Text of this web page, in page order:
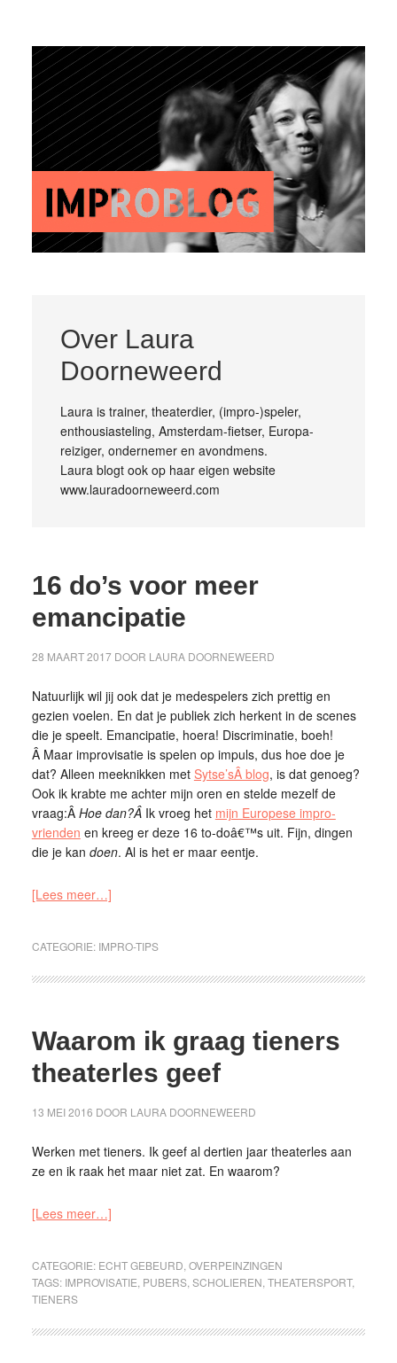
Over Laura
Doorneweerd
Laura is trainer, theaterdier, (impro-)speler,
enthousiasteling, Amsterdam-fietser, Europa-
reiziger, ondernemer en avondmens.
Laura blogt ook op haar eigen website
www.lauradoorneweerd.com
16 do’s voor meer
emancipatie
28 MAART 2017DOOR LAURA DOORNEWEERD
Natuurlijk wil jij ook dat je medespelers zich prettig en
gezien voelen. En dat je publiek zich herkent in de scenes
die je speelt. Emancipatie, hoera! Discriminatie, boeh!
Â Maar improvisatie is spelen op impuls, dus hoe doe je
dat? Alleen meeknikken met Sytse’sÂ blog, is dat genoeg?
Ook ik krabte me achter mijn oren en stelde mezelf de
vraag:Â Hoe dan?Â Ik vroeg het mijn Europese impro-
vrienden en kreeg er deze 16 to-doâ€™s uit. Fijn, dingen
die je kan doen. Al is het er maar eentje.
[Lees meer…]
CATEGORIE: IMPRO-TIPS
Waarom ik graag tieners
theaterles geef
13 MEI 2016 DOOR LAURA DOORNEWEERD
Werken met tieners. Ik geef al dertien jaar theaterles aan
ze en ik raak het maar niet zat. En waarom?
[Lees meer…]
CATEGORIE: ECHT GEBEURD OVERPEINZINGEN
TAGS: IMPROVISATIE PUBERS, SCHOLIEREN THEATERSPORT,
TIENERS